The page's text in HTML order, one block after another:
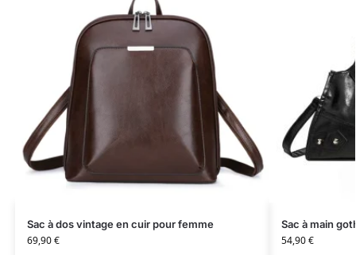
Sac à dos vintage en cuir pour femme
69,90€
Sac à main
54,90€